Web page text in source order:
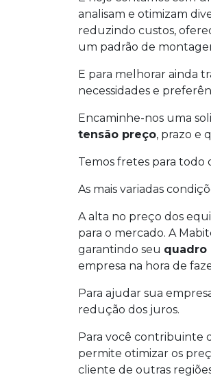
analisam e otimizam
reduzindo custos,
um padrão de
E para melhorar ainda
necessidades e
Encaminhe-nos uma
tensão preço, prazo e
Temos fretes para todo
As mais variadas
A alta no preço dos
para o mercado. A
garantindo seu quadro
empresa na hora de
Para ajudar sua
redução dos juros.
Para você contribuinte
permite otimizar os
cliente de outras